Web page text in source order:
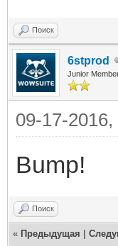
Поиск
6stprod
Junior
09-17-2016,
Bump!
Поиск
« Предыдущая